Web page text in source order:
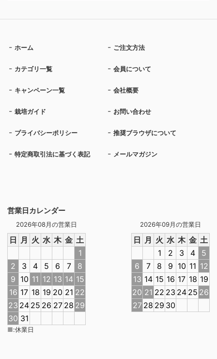
営業日カレンダー
2026年08月の営業日
日 月 火 水 木 金 土
1
2
3 4 5 6 7
8
9 10 11 12 13 14 15
16 17 18 19 20 21 22
23 24 25 26 27 28 29
30 31
2026年09月の営業日
日 月 火 水 木 金 土
1
2 3 4
5
6
7 8 9 10 11 12
13 14 15 16 17 18 19
20 21 22 23 24 25 26
27 28 29 30
■:休業日
ホーム ご注文方法
カテゴリ一覧 会員について
キャンペーン一覧 会社概要
栽培ガイド お問い合わせ
プライバシーポリシー 推奨ブラウザについて
特定商取引法に基づく表記 メールマガジン